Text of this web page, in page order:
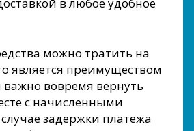
можно тратить на
является преимуществом
вовремя вернуть
с начисленными
задержки платежа